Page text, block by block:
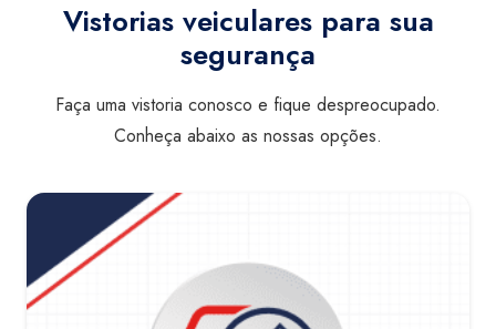
Vistorias veiculares para sua
segurança
Faça uma vistoria conosco e fique despreocupado.
Conheça abaixo as nossas opções.